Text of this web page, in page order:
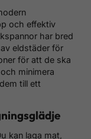
och effektiv
har bred
eldstäder för
för att de ska
minimera
till ett
kan laga mat,